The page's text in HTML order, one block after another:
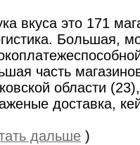
вкуса это 171
Большая,
часть
области
доставка,
дальше )